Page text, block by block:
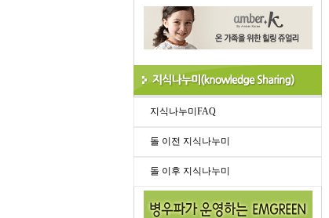
지식나누미FAQ
돌 이전 지식나누미
돌 이후 지식나누미